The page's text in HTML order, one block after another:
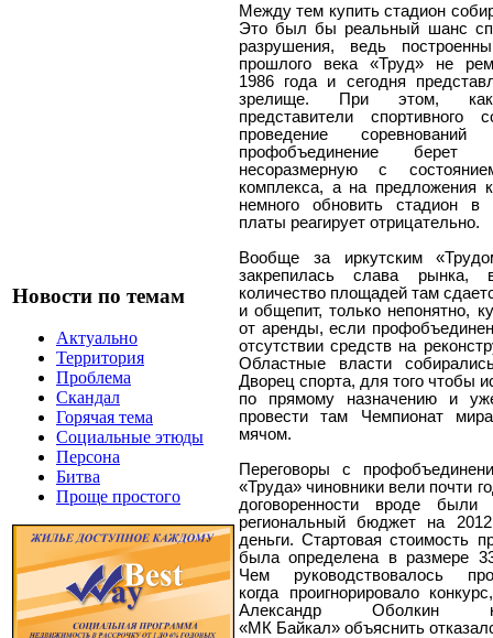
Новости по темам
Актуально
Территория
Проблема
Скандал
Горячая тема
Социальные этюды
Персона
Битва
Проще простого
Между тем купить стадион
Это был бы реальный шанс
разрушения, ведь
прошлого века «Труд» не
1986 года и сегодня
зрелище. При этом, как
представители спортивного
проведение
профобъединение берет
несоразмерную с
комплекса, а на предложения
немного обновить стадион в
платы реагирует отрицательно.
Вообще за иркутским
закрепилась слава рынка,
количество площадей там
и общепит, только непонятно,
от аренды, если
отсутствии средств на
Областные власти
Дворец спорта, для того чтобы
по прямому назначению и
провести там Чемпионат
мячом.
Переговоры с
«Труда» чиновники вели почти
договоренности вроде были
региональный бюджет на
деньги. Стартовая стоимость
была определена в размере
Чем руководствовалось
когда проигнорировало
Александр Оболкин
«МК Байкал» объяснить